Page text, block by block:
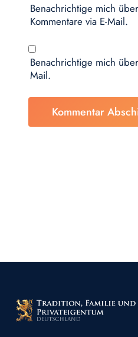
Benachrichtige mich
Kommentare via E-Mail.
Benachrichtige mich
Mail.